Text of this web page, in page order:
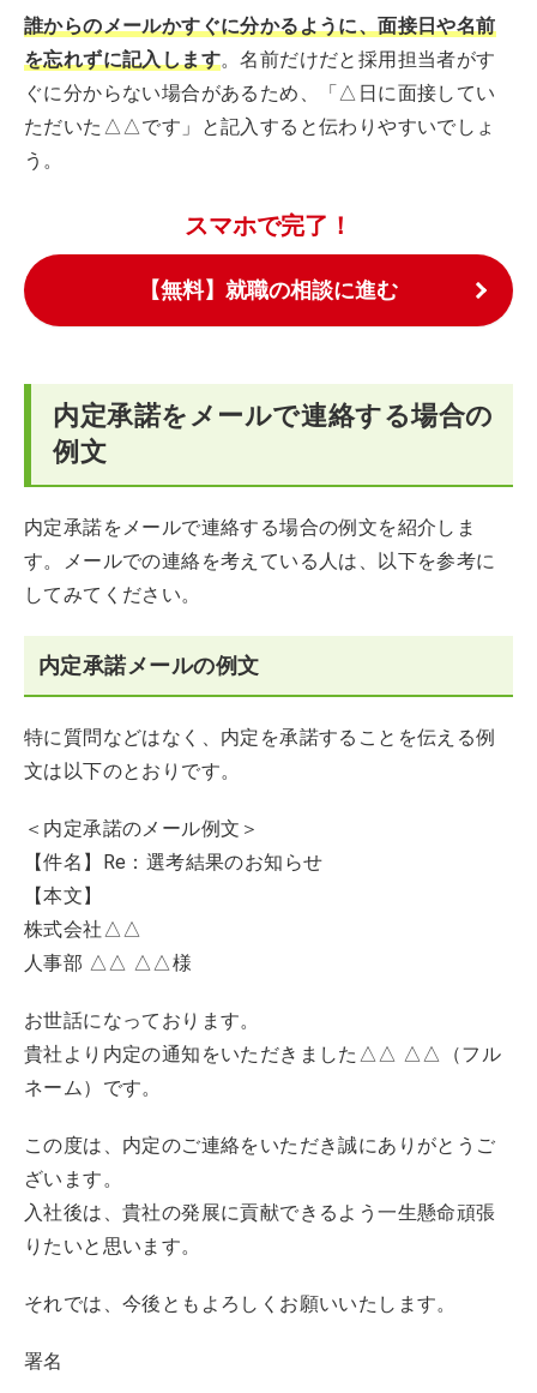
誰からのメールかすぐに分かるように、面接日や名前
を忘れずに記入します。名前だけだと採用担当者がす
ぐに分からない場合があるため、「△日に面接してい
ただいた△△です」と記入すると伝わりやすいでしょ
う。
スマホで完了！
【無料】就職の相談に進む
内定承諾をメールで連絡する場合の
例文
内定承諾をメールで連絡する場合の例文を紹介しま
す。メールでの連絡を考えている人は、以下を参考に
してみてください。
内定承諾メールの例文
特に質問などはなく、内定を承諾することを伝える例
文は以下のとおりです。
＜内定承諾のメール例文＞
【件名】Re：選考結果のお知らせ
【本文】
株式会社△△
人事部 △△ △△様
お世話になっております。
貴社より内定の通知をいただきました△△ △△（フル
ネーム）です。
この度は、内定のご連絡をいただき誠にありがとうご
ざいます。
入社後は、貴社の発展に貢献できるよう一生懸命頑張
りたいと思います。
それでは、今後ともよろしくお願いいたします。
署名